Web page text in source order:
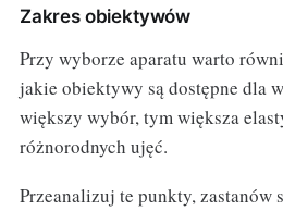
Zakres obiektywów
Przy wyborze aparatu warto
jakie obiektywy są dostępne dla
większy wybór, tym większa
różnorodnych ujęć.
Przeanalizuj te punkty, zastanów